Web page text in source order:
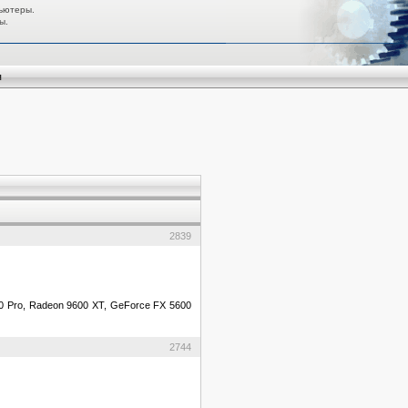
2839
Pro, Radeon 9600 XT, GeForce FX 5600
2744